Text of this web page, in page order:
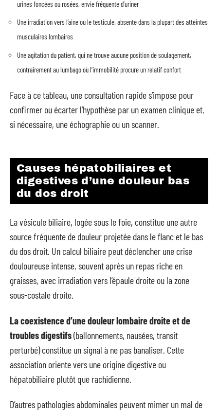
urines foncées ou rosées, envie fréquente d’uriner
Une irradiation vers l’aine ou le testicule, absente dans la plupart des atteintes
musculaires lombaires
Une agitation du patient, qui ne trouve aucune position de soulagement,
contrairement au lumbago où l’immobilité procure un relatif confort
Face à ce tableau, une consultation rapide s’impose pour
confirmer ou écarter l’hypothèse par un examen clinique et,
si nécessaire, une échographie ou un scanner.
Causes hépatobiliaires et
digestives d’une douleur bas
du dos droit
La vésicule biliaire, logée sous le foie, constitue une autre
source fréquente de douleur projetée dans le flanc et le bas
du dos droit. Un calcul biliaire peut déclencher une crise
douloureuse intense, souvent après un repas riche en
graisses, avec irradiation vers l’épaule droite ou la zone
sous-costale droite.
La coexistence d’une douleur lombaire droite et de
troubles digestifs(ballonnements, nausées, transit
perturbé) constitue un signal à ne pas banaliser. Cette
association oriente vers une origine digestive ou
hépatobiliaire plutôt que rachidienne.
D’autres pathologies abdominales peuvent mimer un mal de